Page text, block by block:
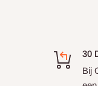
30
Bij